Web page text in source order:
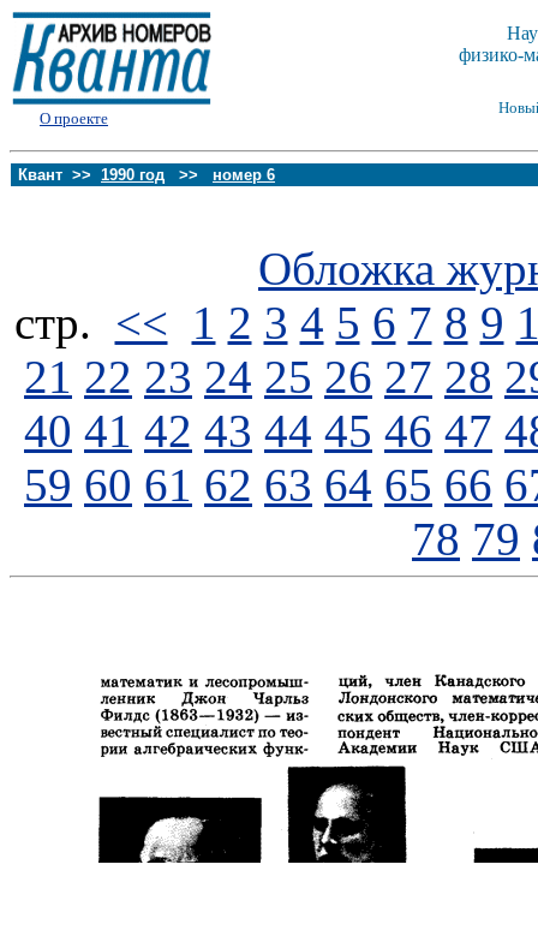
О проекте
физико-
Квант >> 1990 год >> номер 6
Обложка
стp. << 1 2 3 4 5 6 7 8 9
21 22 23 24 25 26 27 28
40 41 42 43 44 45 46 47
59 60 61 62 63 64 65 66
78 79